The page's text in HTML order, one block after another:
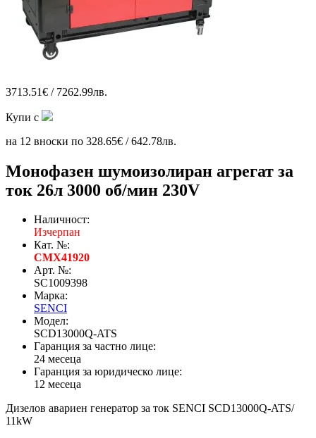
3713.51€ / 7262.99лв.
Купи с
на 12 вноски по 328.65€ / 642.78лв.
Монофазен шумоизолиран агрегат за
ток 26л 3000 об/мин 230V
Наличност:
Изчерпан
Кат. №:
CMX41920
Арт. №:
SC1009398
Марка:
SENCI
Модел:
SCD13000Q-ATS
Гаранция за частно лице:
24 месеца
Гаранция за юридическо лице:
12 месеца
Дизелов авариен генератор за ток SENCI SCD13000Q-ATS/
11kW